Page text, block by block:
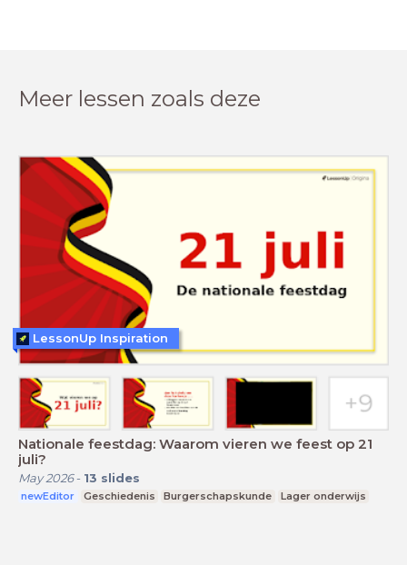
Meer lessen zoals deze
Nationale feestdag: Waarom vieren we feest op 21
juli?
May 2026- 13 slides
newEditor Geschiedenis Burgerschapskunde Lager onderwijs
LessonUp Inspiration